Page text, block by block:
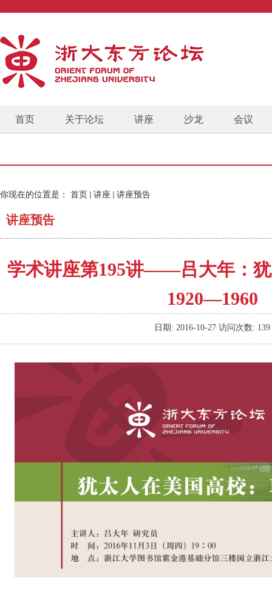
首页 关于论坛 讲座 沙龙 会议
你现在的位置是： 首页 讲座 讲座预告
讲座预告
学术讲座第195讲——吕大年：
1920—1960
日期: 2016-10-27 访问次数: 139